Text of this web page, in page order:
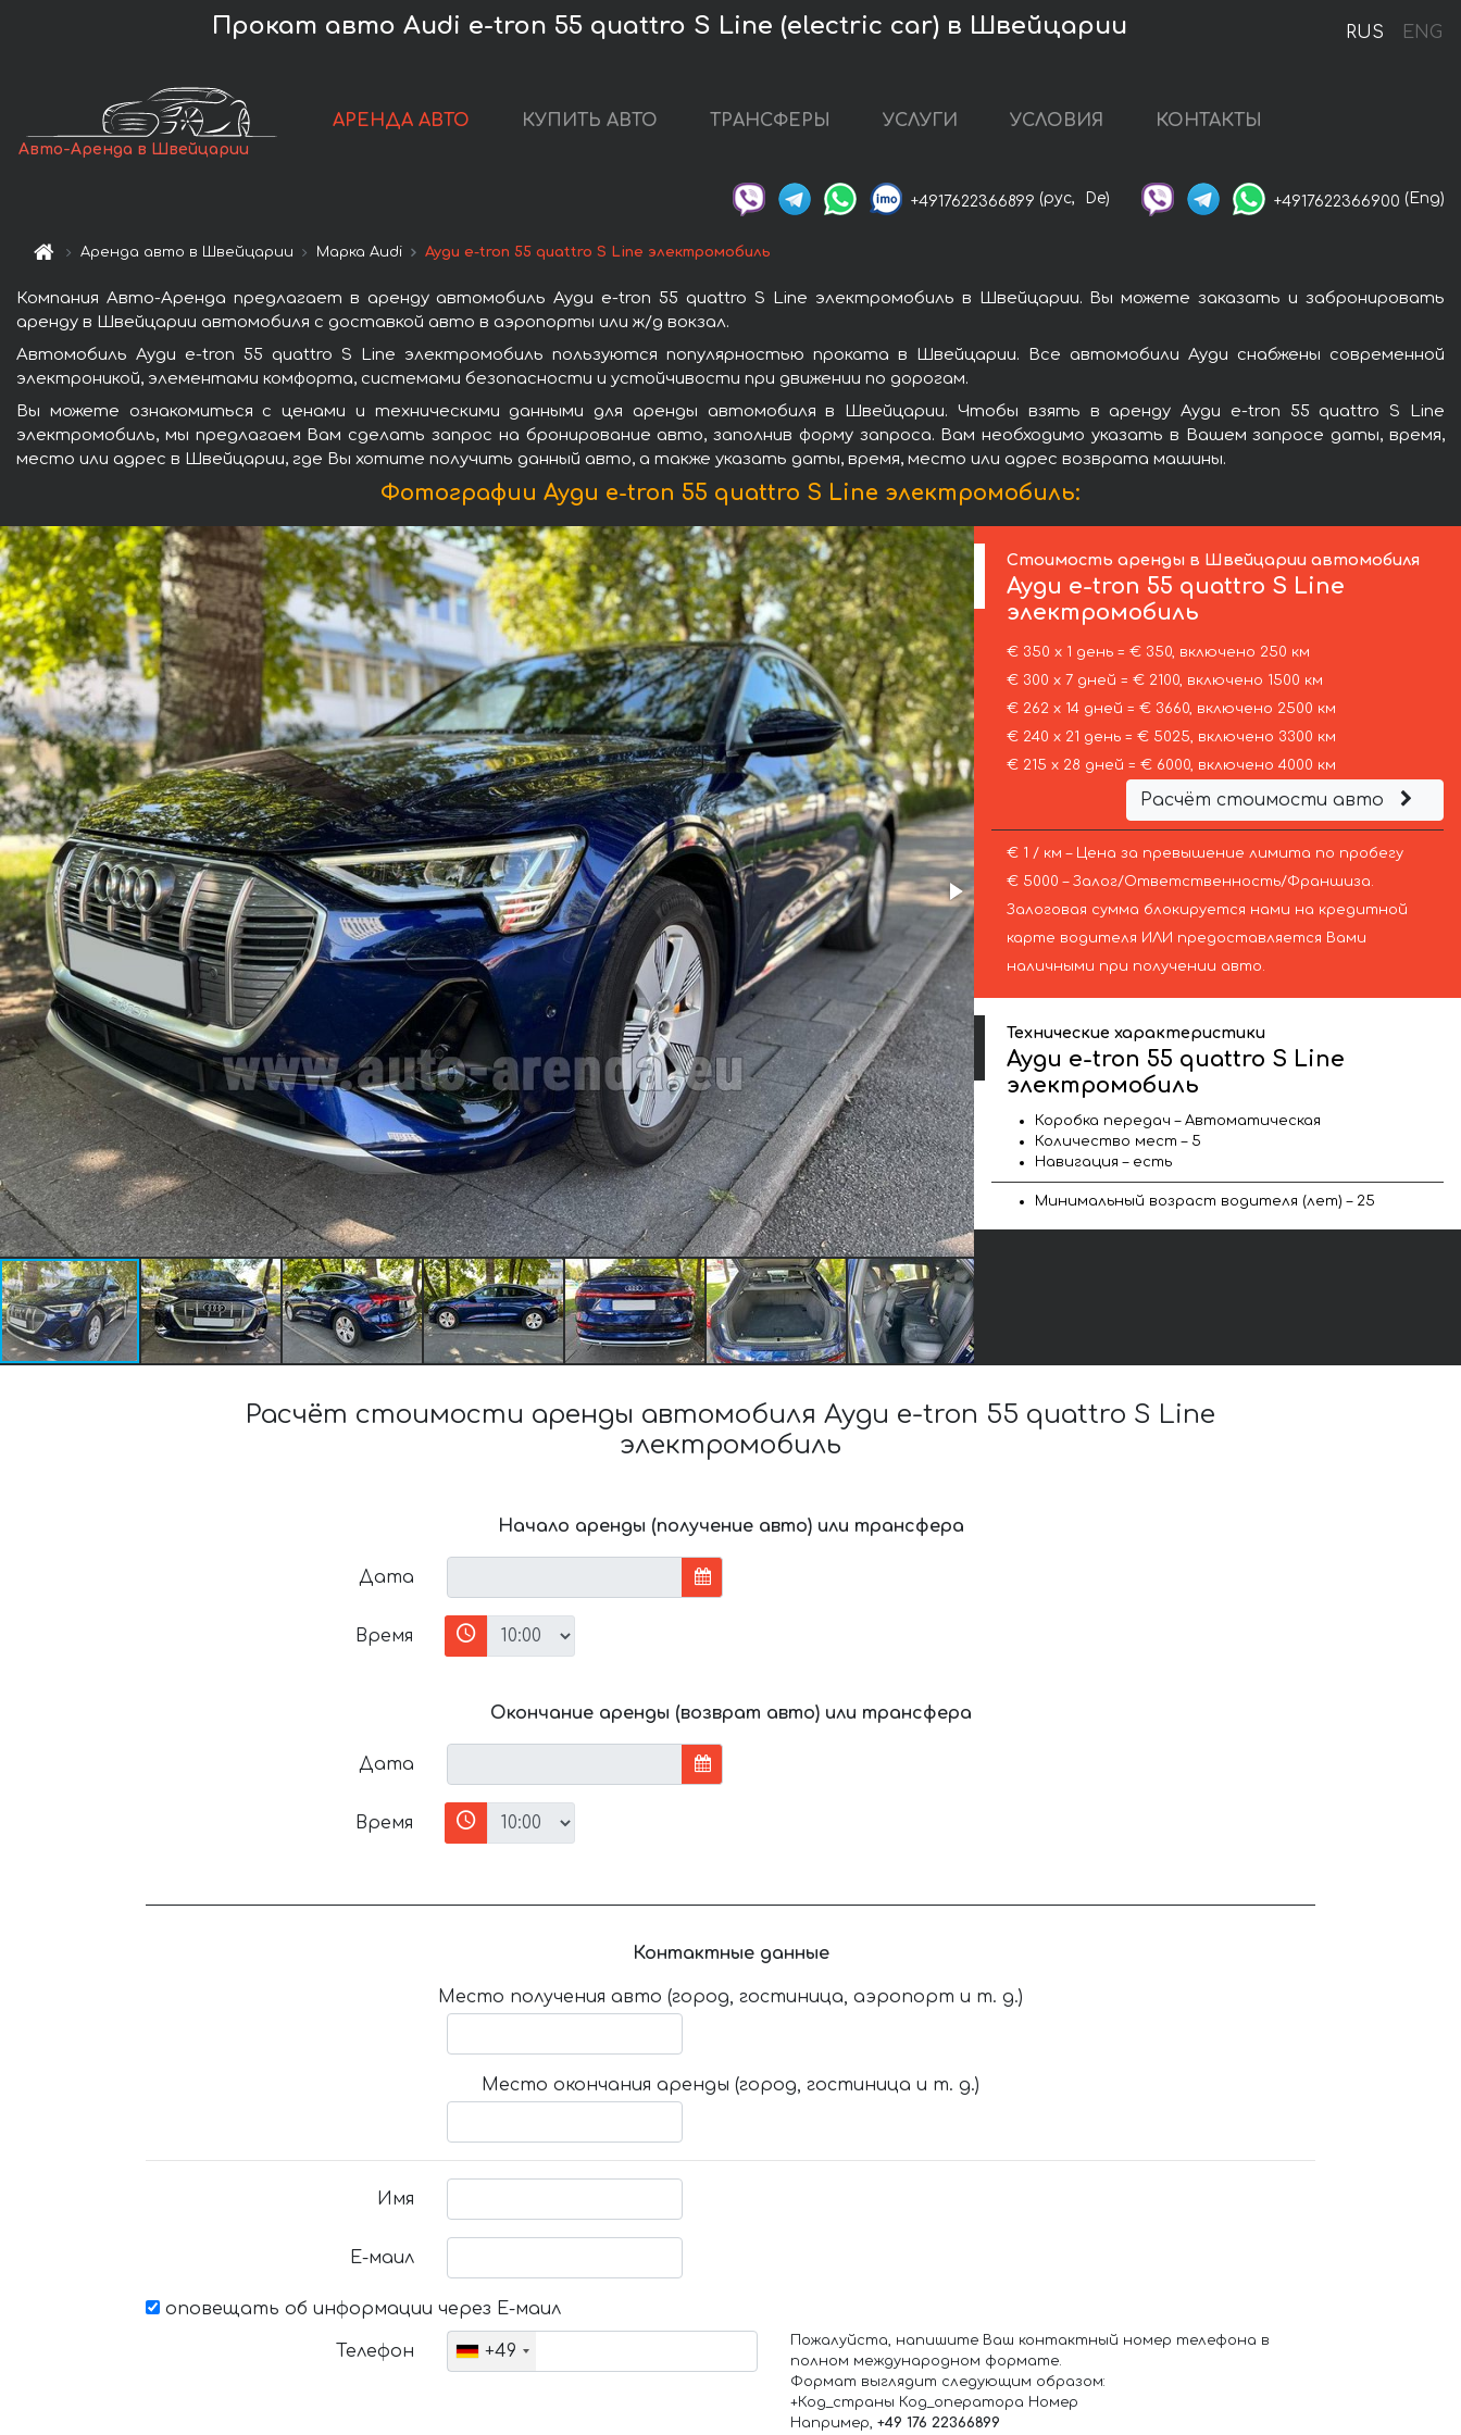
RUS ENG
Прокат авто Audi e-tron 55 quattro S Line (electric car) в Швейцарии
Авто-Аренда в Швейцарии
АРЕНДА АВТО КУПИТЬ АВТО ТРАНСФЕРЫ УСЛУГИ УСЛОВИЯ КОНТАКТЫ
+4917622366899 (рус, De) +4917622366900 (Eng)
Аренда авто в Швейцарии Марка Audi Ауди e-tron 55 quattro S Line электромобиль
Компания Авто-Аренда предлагает в аренду автомобиль Ауди e-tron 55 quattro S Line электромобиль в Швейцарии. Вы можете заказать и забронировать
аренду в Швейцарии автомобиля с доставкой авто в аэропорты или ж/д вокзал.
Автомобиль Ауди e-tron 55 quattro S Line электромобиль пользуются популярностью проката в Швейцарии. Все автомобили Ауди снабжены современной
электроникой, элементами комфорта, системами безопасности и устойчивости при движении по дорогам.
Вы можете ознакомиться с ценами и техническими данными для аренды автомобиля в Швейцарии. Чтобы взять в аренду Ауди e-tron 55 quattro S Line
электромобиль, мы предлагаем Вам сделать запрос на бронирование авто, заполнив форму запроса. Вам необходимо указать в Вашем запросе даты, время,
место или адрес в Швейцарии, где Вы хотите получить данный авто, а также указать даты, время, место или адрес возврата машины.
Фотографии Ауди e-tron 55 quattro S Line электромобиль:
Стоимость аренды в Швейцарии автомобиля
Ауди e-tron 55 quattro S Line
электромобиль
€ 350 х 1 день = € 350, включено 250 км
€ 300 х 7 дней = € 2100, включено 1500 км
€ 262 х 14 дней = € 3660, включено 2500 км
€ 240 х 21 день = € 5025, включено 3300 км
€ 215 х 28 дней = € 6000, включено 4000 км
Расчёт стоимости авто
€ 1 / км – Цена за превышение лимита по пробегу
€ 5000 – Залог/Ответственность/Франшиза.
Залоговая сумма блокируется нами на кредитной
карте водителя ИЛИ предоставляется Вами
наличными при получении авто.
Технические характеристики
Ауди e-tron 55 quattro S Line
электромобиль
Коробка передач – Автоматическая
Количество мест – 5
Навигация – есть
Минимальный возраст водителя (лет) – 25
Расчёт стоимости аренды автомобиля Ауди e-tron 55 quattro S Line
электромобиль
Начало аренды (получение авто) или трансфера
Дата
Время
Окончание аренды (возврат авто) или трансфера
Дата
Время
Контактные данные
Место получения авто (город, гостиница, аэропорт и т. д.)
Место окончания аренды (город, гостиница и т. д.)
Имя
Е-маил
оповещать об информации через Е-маил
Телефон +49
Пожалуйста, напишите Ваш контактный номер телефона в
полном международном формате.
Формат выглядит следующим образом:
+Код_страны Код_оператора Номер
Например, +49 176 22366899